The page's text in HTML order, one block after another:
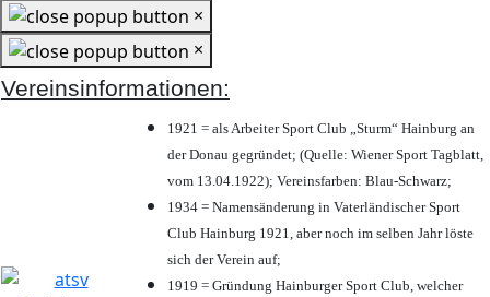
×
×
Vereinsinformationen:
1921 = als Arbeiter Sport Club „Sturm“ Hainburg an
der Donau gegründet; (Quelle: Wiener Sport Tagblatt,
vom 13.04.1922); Vereinsfarben: Blau-Schwarz;
1934 = Namensänderung in Vaterländischer Sport
Club Hainburg 1921, aber noch im selben Jahr löste
sich der Verein auf;
1919 = Gründung Hainburger Sport Club, welcher